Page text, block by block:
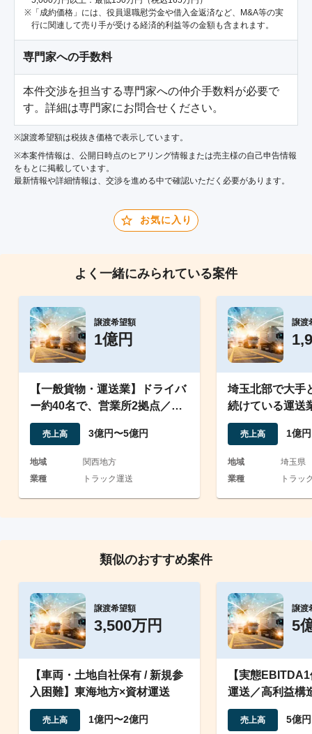
「成約価格」には、役員退職慰労金や借入金返済など、M&A等の実
行に関連して売り手が受ける経済的利益等の金額も含まれます。
専門家への手数料
本件交渉を担当する専門家への仲介手数料が必要で
す。詳細は専門家にお問合せください。
※譲渡希望額は税抜き価格で表示しています。
※本案件情報は、公開日時点のヒアリング情報または売主様の自己申告情報
をもとに掲載しています。
最新情報や詳細情報は、交渉を進める中で確認いただく必要があります。
お気に入り
よく一緒にみられている案件
譲渡希望額
1億円
【一般貨物・運送業】ドライバ
ー約40名で、営業所2拠点／車
両は軽から大型まで所有
売上高 3億円〜5億円
地域
関西地方
業種
トラック運送
譲渡
埼玉北部で大手
続けている運送
グ10台以上、土
売上高 1億
地域
埼玉県
業種
トラッ
類似のおすすめ案件
譲渡希望額
3,500万円
【車両・土地自社保有 / 新規参
入困難】東海地方×資材運送
売上高 1億円〜2億円
譲渡
5
【実態
運送／高利益構
数
売上高 5億